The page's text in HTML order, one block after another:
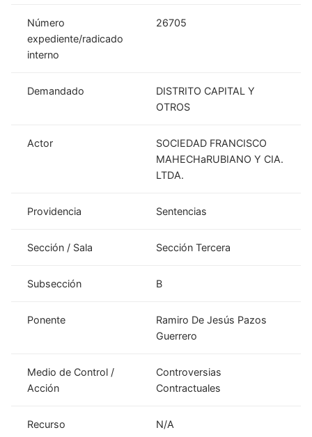
Número
expediente/radicado
interno
26705
Demandado
DISTRITO CAPITAL Y
OTROS
Actor
SOCIEDAD FRANCISCO
MAHECHaRUBIANO Y CIA.
LTDA.
Providencia Sentencias
Sección / Sala Sección Tercera
Subsección B
Ponente
Ramiro De Jesús Pazos
Guerrero
Medio de Control /
Acción
Controversias
Contractuales
Recurso N/A